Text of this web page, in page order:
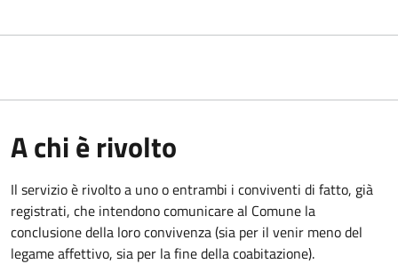
A chi è rivolto
Il servizio è rivolto a uno o entrambi i conviventi di fatto, già
registrati, che intendono comunicare al Comune la
conclusione della loro convivenza (sia per il venir meno del
legame affettivo, sia per la fine della coabitazione).